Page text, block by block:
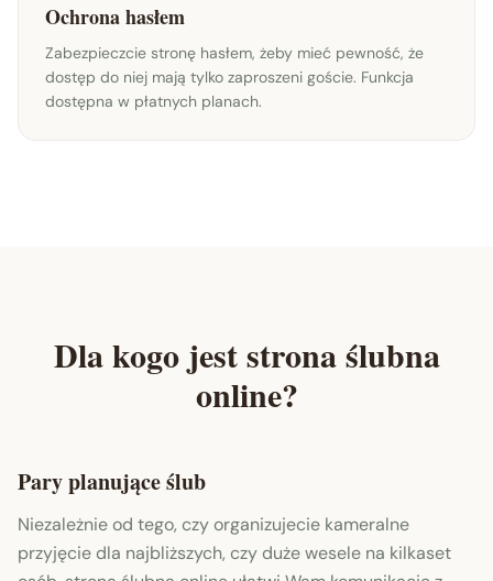
Ochrona hasłem
Zabezpieczcie stronę hasłem, żeby mieć pewność, że
dostęp do niej mają tylko zaproszeni goście. Funkcja
dostępna w płatnych planach.
Dla kogo jest strona ślubna
online?
Pary planujące ślub
Niezależnie od tego, czy organizujecie kameralne
przyjęcie dla najbliższych, czy duże wesele na kilkaset